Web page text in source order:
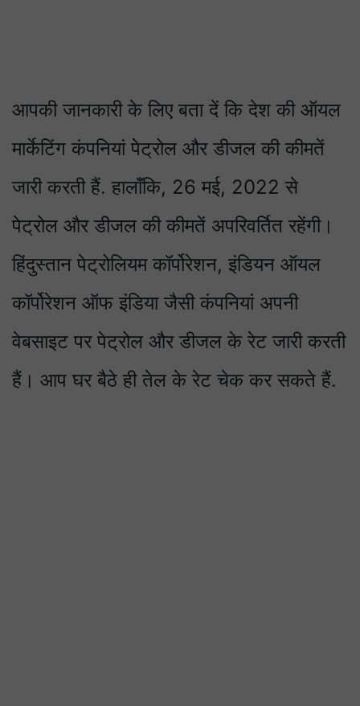
आपकी जानकारी के लिए बता दें कि देश की ऑयल
मार्केटिंग कंपनियां पेट्रोल और डीजल की कीमतें
जारी करती हैं. हालाँकि, 26 मई, 2022 से
पेट्रोल और डीजल की कीमतें अपरिवर्तित रहेंगी।
हिंदुस्तान पेट्रोलियम कॉर्पोरेशन, इंडियन ऑयल
कॉर्पोरेशन ऑफ इंडिया जैसी कंपनियां अपनी
वेबसाइट पर पेट्रोल और डीजल के रेट जारी करती
हैं। आप घर बैठे ही तेल के रेट चेक कर सकते हैं.